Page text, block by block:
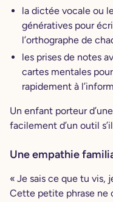
la dictée vocale ou
génératives pour
l’orthographe de
les prises de notes
cartes mentales
rapidement à
Un enfant porteur
facilement d’un outil
Une empathie
« Je sais ce que tu vis,
Cette petite phrase ne